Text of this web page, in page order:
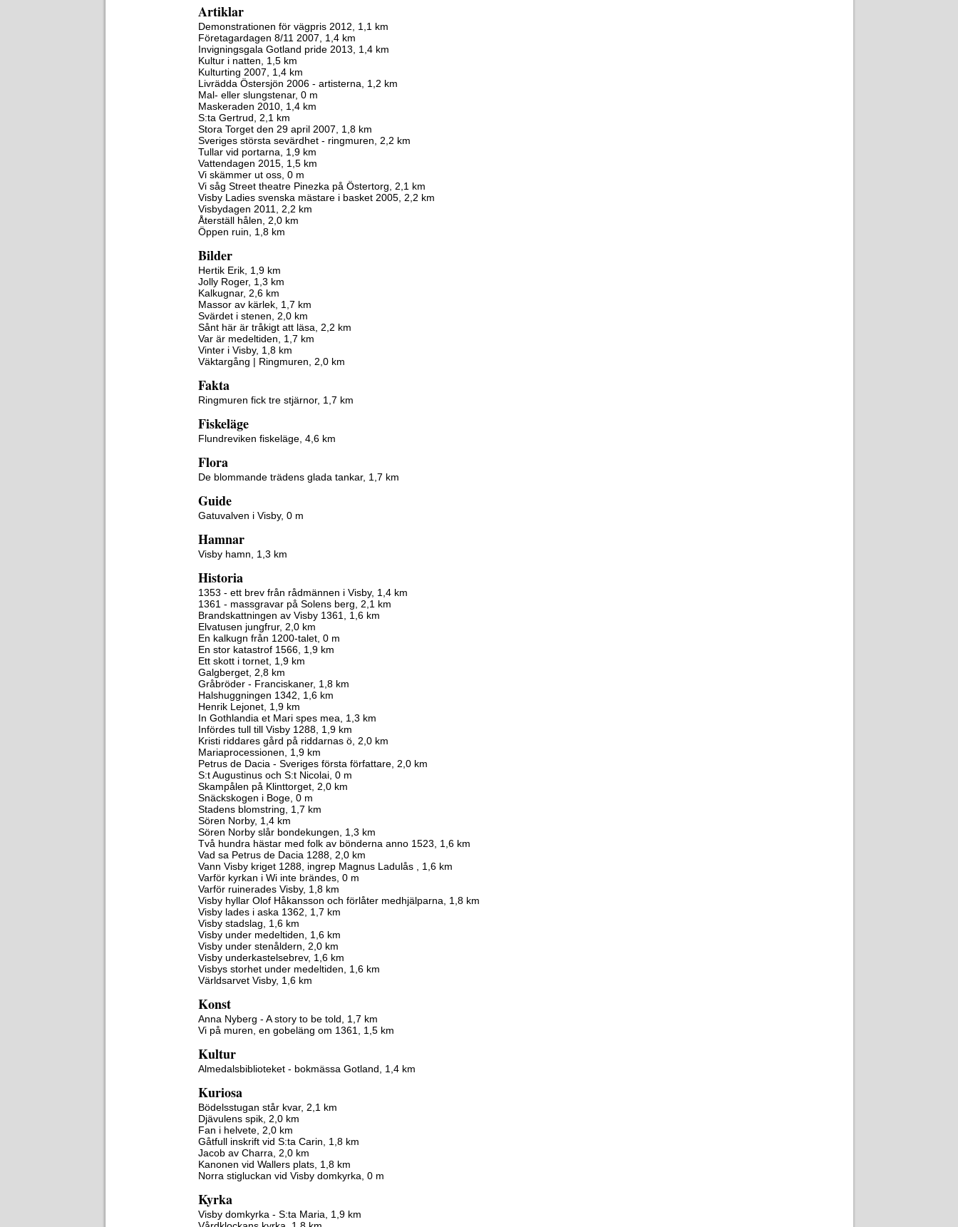
Artiklar
Demonstrationen för vägpris 2012, 1,1 km
Företagardagen 8/11 2007, 1,4 km
Invigningsgala Gotland pride 2013, 1,4 km
Kultur i natten, 1,5 km
Kulturting 2007, 1,4 km
Livrädda Östersjön 2006 - artisterna, 1,2 km
Mal- eller slungstenar, 0 m
Maskeraden 2010, 1,4 km
S:ta Gertrud, 2,1 km
Stora Torget den 29 april 2007, 1,8 km
Sveriges största sevärdhet - ringmuren, 2,2 km
Tullar vid portarna, 1,9 km
Vattendagen 2015, 1,5 km
Vi skämmer ut oss, 0 m
Vi såg Street theatre Pinezka på Östertorg, 2,1 km
Visby Ladies svenska mästare i basket 2005, 2,2 km
Visbydagen 2011, 2,2 km
Återställ hålen, 2,0 km
Öppen ruin, 1,8 km
Bilder
Hertik Erik, 1,9 km
Jolly Roger, 1,3 km
Kalkugnar, 2,6 km
Massor av kärlek, 1,7 km
Svärdet i stenen, 2,0 km
Sånt här är tråkigt att läsa, 2,2 km
Var är medeltiden, 1,7 km
Vinter i Visby, 1,8 km
Väktargång | Ringmuren, 2,0 km
Fakta
Ringmuren fick tre stjärnor, 1,7 km
Fiskeläge
Flundreviken fiskeläge, 4,6 km
Flora
De blommande trädens glada tankar, 1,7 km
Guide
Gatuvalven i Visby, 0 m
Hamnar
Visby hamn, 1,3 km
Historia
1353 - ett brev från rådmännen i Visby, 1,4 km
1361 - massgravar på Solens berg, 2,1 km
Brandskattningen av Visby 1361, 1,6 km
Elvatusen jungfrur, 2,0 km
En kalkugn från 1200-talet, 0 m
En stor katastrof 1566, 1,9 km
Ett skott i tornet, 1,9 km
Galgberget, 2,8 km
Gråbröder - Franciskaner, 1,8 km
Halshuggningen 1342, 1,6 km
Henrik Lejonet, 1,9 km
In Gothlandia et Mari spes mea, 1,3 km
Infördes tull till Visby 1288, 1,9 km
Kristi riddares gård på riddarnas ö, 2,0 km
Mariaprocessionen, 1,9 km
Petrus de Dacia - Sveriges första författare, 2,0 km
S:t Augustinus och S:t Nicolai, 0 m
Skampålen på Klinttorget, 2,0 km
Snäckskogen i Boge, 0 m
Stadens blomstring, 1,7 km
Sören Norby, 1,4 km
Sören Norby slår bondekungen, 1,3 km
Två hundra hästar med folk av bönderna anno 1523, 1,6 km
Vad sa Petrus de Dacia 1288, 2,0 km
Vann Visby kriget 1288, ingrep Magnus Ladulås , 1,6 km
Varför kyrkan i Wi inte brändes, 0 m
Varför ruinerades Visby, 1,8 km
Visby hyllar Olof Håkansson och förlåter medhjälparna, 1,8 km
Visby lades i aska 1362, 1,7 km
Visby stadslag, 1,6 km
Visby under medeltiden, 1,6 km
Visby under stenåldern, 2,0 km
Visby underkastelsebrev, 1,6 km
Visbys storhet under medeltiden, 1,6 km
Världsarvet Visby, 1,6 km
Konst
Anna Nyberg - A story to be told, 1,7 km
Vi på muren, en gobeläng om 1361, 1,5 km
Kultur
Almedalsbiblioteket - bokmässa Gotland, 1,4 km
Kuriosa
Bödelsstugan står kvar, 2,1 km
Djävulens spik, 2,0 km
Fan i helvete, 2,0 km
Gåtfull inskrift vid S:ta Carin, 1,8 km
Jacob av Charra, 2,0 km
Kanonen vid Wallers plats, 1,8 km
Norra stigluckan vid Visby domkyrka, 0 m
Kyrka
Visby domkyrka - S:ta Maria, 1,9 km